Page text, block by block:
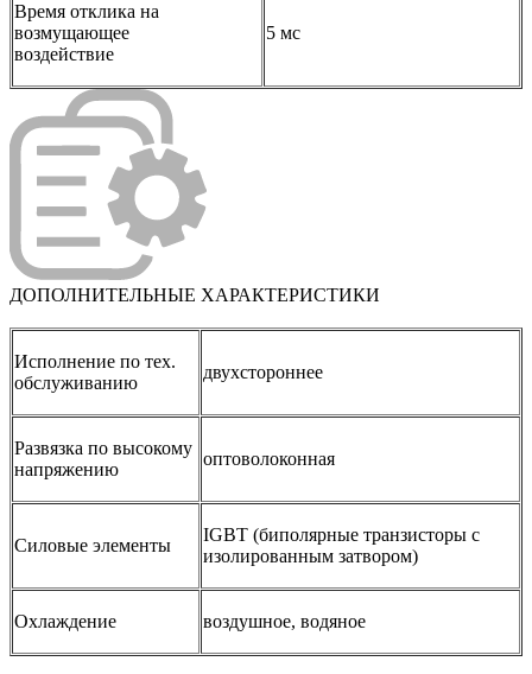
Время отклика на
возмущающее
воздействие
5 мс
ДОПОЛНИТЕЛЬНЫЕ ХАРАКТЕРИСТИКИ
Исполнение по тех.
обслуживанию
двухстороннее
Развязка по высокому
напряжению
оптоволоконная
Силовые элементы
IGBT (биполярные транзисторы с
изолированным затвором)
Охлаждение воздушное, водяное